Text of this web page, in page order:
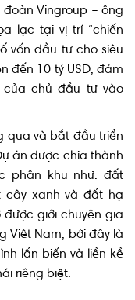
Vingroup – ông
lạc tại vị trí “chiến
vốn đầu tư cho siêu
đến 10 tỷ USD, đảm
của chủ đầu tư vào
qua và bắt đầu triển
án được chia thành
phân khu như: đất
xanh và đất hạ
được giới chuyên gia
Việt Nam, bởi đây là
lấn biển và liền kề
riêng biệt.